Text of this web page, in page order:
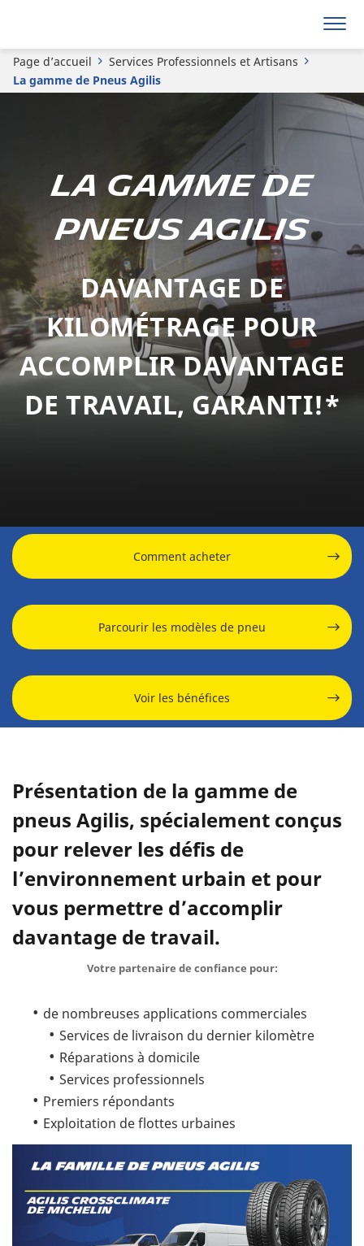
Page d’accueil
Services Professionnels et Artisans
La gamme de Pneus Agilis
La gamme de
pneus agilis
DAVANTAGE DE
KILOMÉTRAGE POUR
ACCOMPLIR DAVANTAGE
DE TRAVAIL, GARANTI!*
Comment acheter
Parcourir les modèles de pneu
Voir les bénéfices
Présentation de la gamme de
pneus Agilis, spécialement conçus
pour relever les défis de
l’environnement urbain et pour
vous permettre d’accomplir
davantage de travail.
Votre partenaire de confiance pour:
de nombreuses applications commerciales
Services de livraison du dernier kilomètre
Réparations à domicile
Services professionnels
Premiers répondants
Exploitation de flottes urbaines